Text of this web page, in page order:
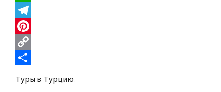
WhatsApp
Telegram
Pinterest
Copy
Туры в Турцию.